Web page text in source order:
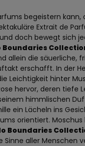
begeistern
Extrait de
doch bewegt sich
Boundaries
allein die säuerliche,
erschafft. In der
Leichtigkeit hinter
hervor, deren tiefe
himmlischen
ein Lächeln ins
orientiert.
Boundaries
aller Menschen